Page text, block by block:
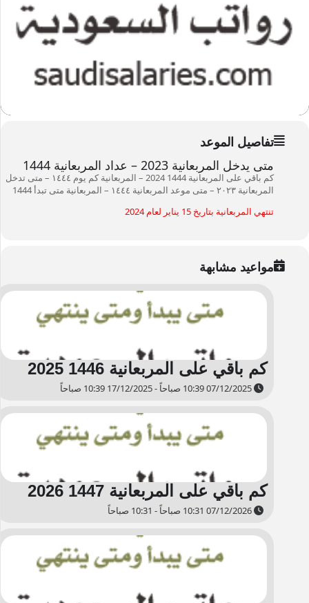
تفاصيل الموعد
متى يدخل المربعانية 2023 – عداد المربعانية 1444
كم باقي على المربعانية 1444 2024 – المربعانية كم يوم ۱٤٤٤ – متى تدخل
المربعانية ۲۰۲۳ – متى موعد المربعانية ۱٤٤٤ – المربعانية متى تبدأ 1444
تنتهي المربعانية بتاريخ 15 يناير لعام 2024
مواعيد مشابهة
كم باقي على المربعانية 1446 2025
كم باقي على المربعانية 1447 2026